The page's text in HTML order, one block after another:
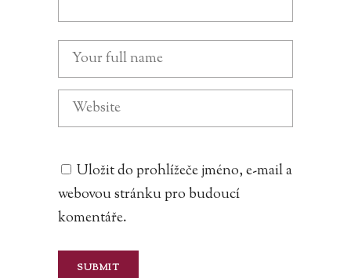
Uložit do prohlížeče jméno, e-mail a
webovou stránku pro budoucí
komentáře.